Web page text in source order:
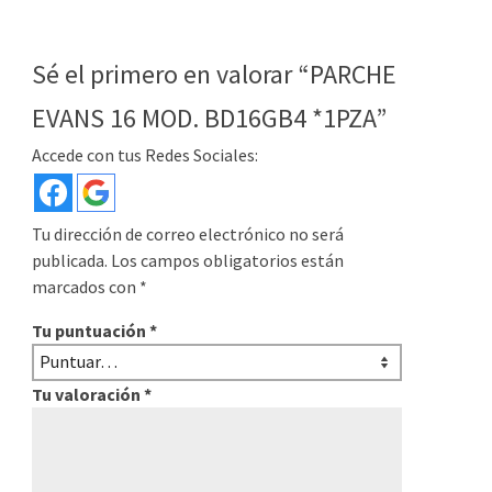
Sé el primero en valorar “PARCHE
EVANS 16 MOD. BD16GB4 *1PZA”
Accede con tus Redes Sociales:
Tu dirección de correo electrónico no será
publicada. Los campos obligatorios están
marcados con *
Tu puntuación *
Tu valoración *